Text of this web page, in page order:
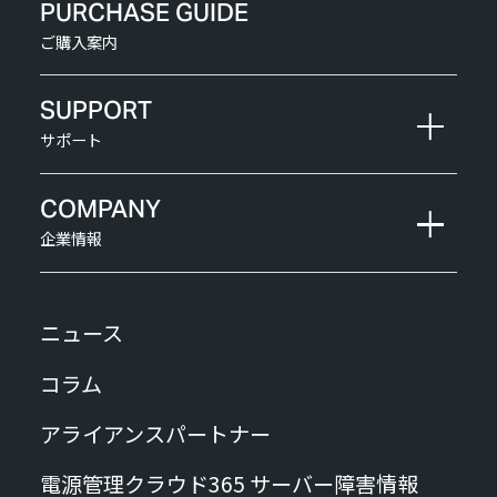
PURCHASE GUIDE
ご購入案内
SUPPORT
サポート
COMPANY
企業情報
ニュース
コラム
アライアンスパートナー
電源管理クラウド365 サーバー障害情報